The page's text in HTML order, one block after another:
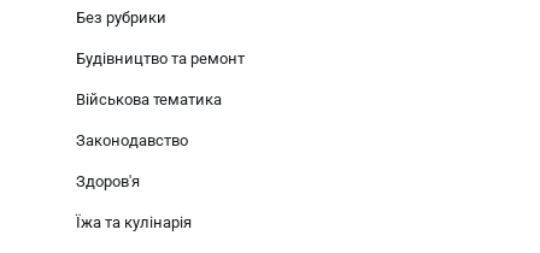
Без рубрики
Будівництво та ремонт
Військова тематика
Законодавство
Здоров'я
Їжа та кулінарія